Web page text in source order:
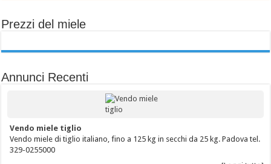
Prezzi del miele
Annunci Recenti
Vendo miele tiglio
Vendo miele di tiglio italiano, fino a 125 kg in secchi da 25 kg. Padova tel.
329-0255000